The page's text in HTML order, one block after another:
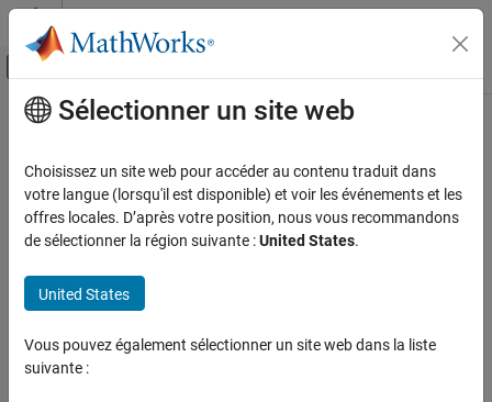
Passer au contenu
Activer/désactiver l'affichage du menu
Accueil de la documentation
Contenu principal
How useful was this information?
Sélectionner un site web
Choisissez un site web pour accéder au contenu traduit dans
votre langue (lorsqu'il est disponible) et voir les événements et les
offres locales. D’après votre position, nous vous recommandons
de sélectionner la région suivante :United States.
United States
Vous pouvez également sélectionner un site web dans la liste
suivante :